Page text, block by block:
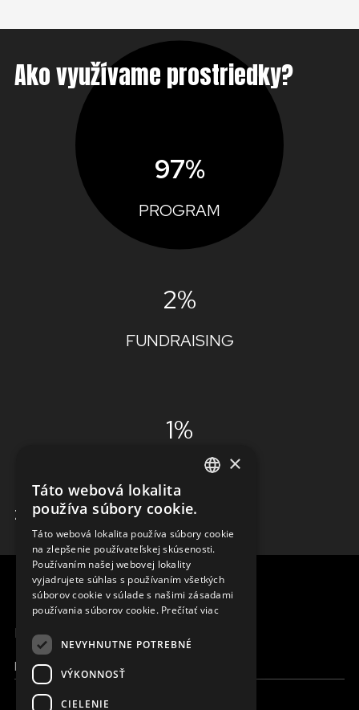
Ako využívame prostriedky?
97%
PROGRAM
2%
FUNDRAISING
1%
ADMINISTRÁCIA
ZISTIŤ VIAC
MENU
Moja Magna
CZECH
FRENCH
×
Táto webová lokalita
používa súbory cookie.
Táto webová lokalita používa súbory cookie
na zlepšenie používateľskej skúsenosti.
Používaním našej webovej lokality
vyjadrujete súhlas s používaním všetkých
súborov cookie v súlade s našimi zásadami
používania súborov cookie. Prečítať viac
NEVYHNUTNE POTREBNÉ
VÝKONNOSŤ
CIELENIE